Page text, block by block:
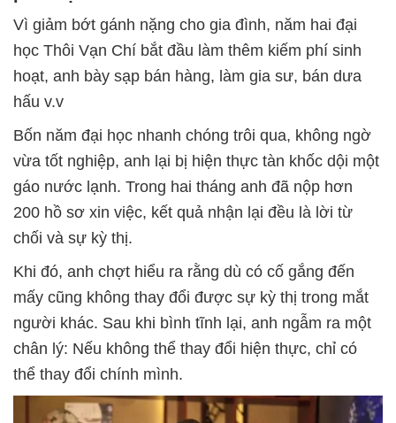
Vì giảm bớt gánh nặng cho gia đình, năm hai đại
học Thôi Vạn Chí bắt đầu làm thêm kiếm phí sinh
hoạt, anh bày sạp bán hàng, làm gia sư, bán dưa
hấu v.v
Bốn năm đại học nhanh chóng trôi qua, không ngờ
vừa tốt nghiệp, anh lại bị hiện thực tàn khốc dội một
gáo nước lạnh. Trong hai tháng anh đã nộp hơn
200 hồ sơ xin việc, kết quả nhận lại đều là lời từ
chối và sự kỳ thị.
Khi đó, anh chợt hiểu ra rằng dù có cố gắng đến
mấy cũng không thay đổi được sự kỳ thị trong mắt
người khác. Sau khi bình tĩnh lại, anh ngẫm ra một
chân lý: Nếu không thể thay đổi hiện thực, chỉ có
thể thay đổi chính mình.